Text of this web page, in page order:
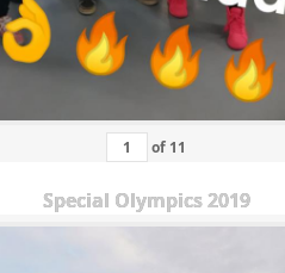
of 11
Special Olympics 2019